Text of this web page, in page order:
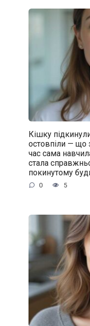
Кішку
остовпіли — що
час сама
стала
покинутому
0 5